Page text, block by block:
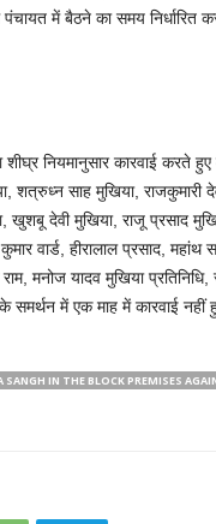
में बैठने का समय
शीघ्र नियमानुसार कारवाई करते
शत्रुध्न साह मुखिया, राजकुमारी
देवी मुखिया, राजू प्रसाद
वार्ड, हीरालाल प्रसाद,
राम, मनोज यादव मुखिया
समर्थन में एक माह में कारवाई
SANGH IN THE BLOCK PREMISES